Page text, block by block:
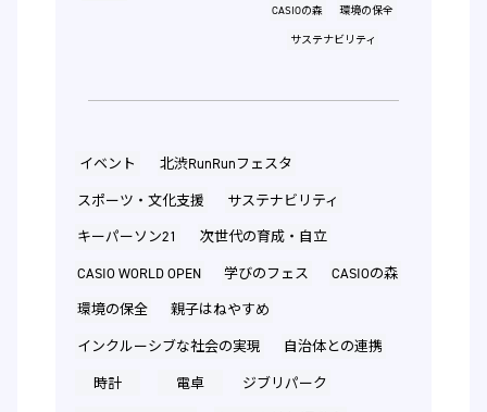
CASIOの森 環境の保全
サステナビリティ
イベント
北渋RunRunフェスタ
スポーツ・文化支援
サステナビリティ
キーパーソン21
次世代の育成・自立
CASIO WORLD OPEN
学びのフェス
CASIOの森
環境の保全
親子はねやすめ
インクルーシブな社会の実現
自治体との連携
時計
電卓
ジブリパーク